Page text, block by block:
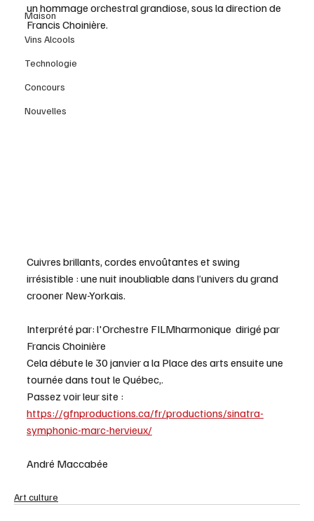
Maison
Vins Alcools
Technologie
Concours
Nouvelles
un hommage orchestral grandiose, sous la direction de
Francis Choinière.
Cuivres brillants, cordes envoûtantes et swing
irrésistible : une nuit inoubliable dans l’univers du grand
crooner New-Yorkais.
Interprété par: l'Orchestre FILMharmonique  dirigé par
Francis Choinière
Cela débute le 30 janvier a la Place des arts ensuite une
tournée dans tout le Québec,.
Passez voir leur site :
https://gfnproductions.ca/fr/productions/sinatra-
symphonic-marc-hervieux/
André Maccabée
Art culture